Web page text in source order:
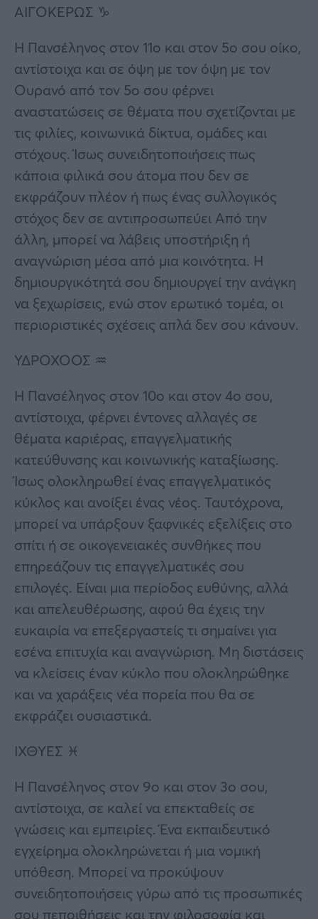
ΑΙΓΟΚΕΡΩΣ ♑
Η Πανσέληνος στον 11ο και στον 5ο σου οίκο,
αντίστοιχα και σε όψη με τον όψη με τον
Ουρανό από τον 5ο σου φέρνει
αναστατώσεις σε θέματα που σχετίζονται με
τις φιλίες, κοινωνικά δίκτυα, ομάδες και
στόχους. Ίσως συνειδητοποιήσεις πως
κάποια φιλικά σου άτομα που δεν σε
εκφράζουν πλέον ή πως ένας συλλογικός
στόχος δεν σε αντιπροσωπεύει Από την
άλλη, μπορεί να λάβεις υποστήριξη ή
αναγνώριση μέσα από μια κοινότητα. Η
δημιουργικότητά σου δημιουργεί την ανάγκη
να ξεχωρίσεις, ενώ στον ερωτικό τομέα, οι
περιοριστικές σχέσεις απλά δεν σου κάνουν.
ΥΔΡΟΧΟΟΣ ♒
Η Πανσέληνος στον 10ο και στον 4ο σου,
αντίστοιχα, φέρνει έντονες αλλαγές σε
θέματα καριέρας, επαγγελματικής
κατεύθυνσης και κοινωνικής καταξίωσης.
Ίσως ολοκληρωθεί ένας επαγγελματικός
κύκλος και ανοίξει ένας νέος. Ταυτόχρονα,
μπορεί να υπάρξουν ξαφνικές εξελίξεις στο
σπίτι ή σε οικογενειακές συνθήκες που
επηρεάζουν τις επαγγελματικές σου
επιλογές. Είναι μια περίοδος ευθύνης, αλλά
και απελευθέρωσης, αφού θα έχεις την
ευκαιρία να επεξεργαστείς τι σημαίνει για
εσένα επιτυχία και αναγνώριση. Μη διστάσεις
να κλείσεις έναν κύκλο που ολοκληρώθηκε
και να χαράξεις νέα πορεία που θα σε
εκφράζει ουσιαστικά.
ΙΧΘΥΕΣ ♓
Η Πανσέληνος στον 9ο και στον 3ο σου,
αντίστοιχα, σε καλεί να επεκταθείς σε
γνώσεις και εμπειρίες. Ένα εκπαιδευτικό
εγχείρημα ολοκληρώνεται ή μια νομική
υπόθεση. Μπορεί να προκύψουν
συνειδητοποιήσεις γύρω από τις προσωπικές
σου πεποιθήσεις και την φιλοσοφία και